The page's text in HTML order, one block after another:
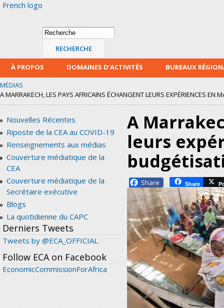
French logo
Formulaire de
recherche
Recherche
À PROPOS DOMAINES D’ACTIVITÉS
BUREAUX
MÉDIAS
A MARRAKECH, LES PAYS AFRICAINS ÉCHANGENT LEURS EXPÉRIENCES EN
Nouvelles Récentes
Riposte de la CEA au COVID-19
Renseignements aux médias
Couverture médiatique de la
CEA
Couverture médiatique de la
Secrétaire exécutive
Blogs
La quotidienne du CAPC
Derniers Tweets
Tweets by @ECA_OFFICIAL
Follow ECA on Facebook
EconomicCommissionForAfrica
A
leurs
Facebook Share